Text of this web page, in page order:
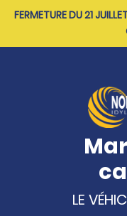
FERMETURE DU 21
LE